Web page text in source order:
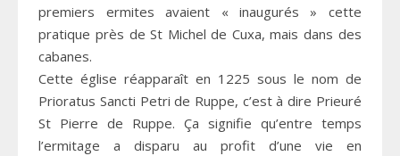
premiers ermites avaient « inaugurés » cette
pratique près de St Michel de Cuxa, mais dans des
cabanes.
Cette église réapparaît en 1225 sous le nom de
Prioratus Sancti Petri de Ruppe, c’est à dire Prieuré
St Pierre de Ruppe. Ça signifie qu’entre temps
l’ermitage a disparu au profit d’une vie en